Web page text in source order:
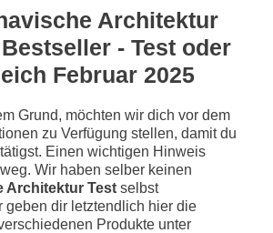
Architektur
- Test oder
Februar 2025
Grund, möchten wir dich vor dem
zu Verfügung stellen, damit du
Einen wichtigen Hinweis
Wir haben selber keinen
Architektur Test selbst
geben dir letztendlich hier die
Produkte unter